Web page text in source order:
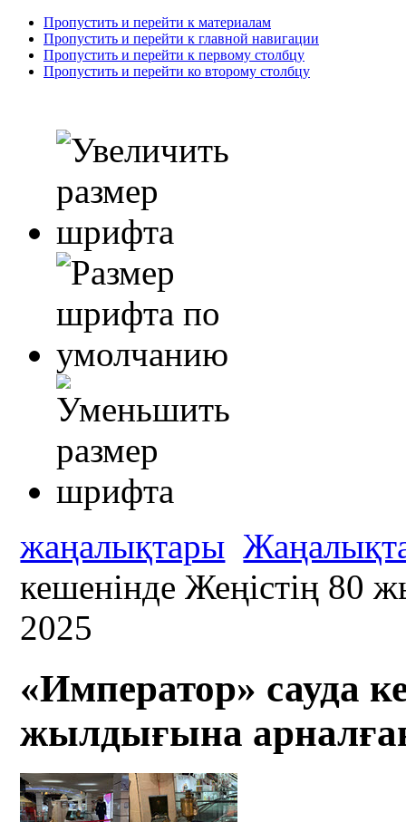
Пропустить и перейти к материалам
Пропустить и перейти к главной навигации
Пропустить и перейти к первому столбцу
Пропустить и перейти ко второму столбцу
жаңалықтары
кешенінде Жеңістің 80
2025
«Император» сауда
жылдығына